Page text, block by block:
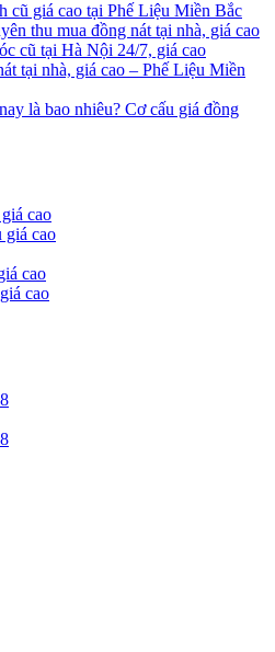
cũ giá cao tại Phế Liệu Miền Bắc
thu mua đồng nát tại nhà, giá cao
cũ tại Hà Nội 24/7, giá cao
tại nhà, giá cao – Phế Liệu Miền
là bao nhiêu? Cơ cấu giá đồng
cao
giá cao
cao
cao